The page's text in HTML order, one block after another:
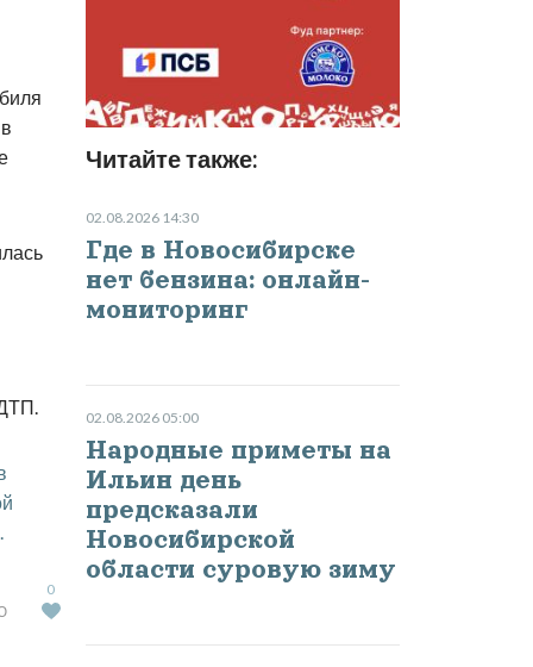
0
Читайте также:
02.08.2026 14:30
Где в Новосибирске
нет бензина: онлайн-
мониторинг
02.08.2026 05:00
Народные приметы на
Ильин день
предсказали
Новосибирской
области суровую зиму